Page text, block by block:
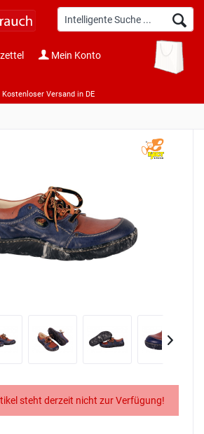
Kostenloser Versand in DE
Mein Konto
steht derzeit nicht zur Verfügung!